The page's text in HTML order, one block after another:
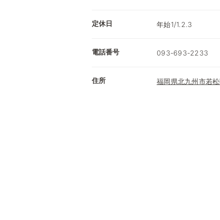
定休日 年始1/1.2.3
電話番号 093-693-2233
住所 福岡県北九州市若